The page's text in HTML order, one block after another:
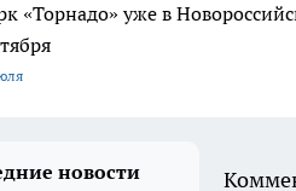
«Торнадо» уже в
новости